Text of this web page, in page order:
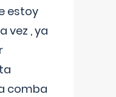
estoy
vez , ya
comba